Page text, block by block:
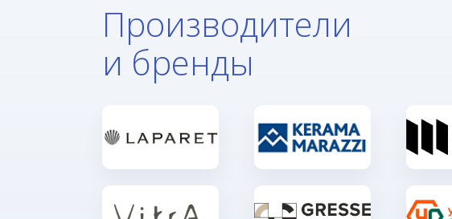
Производители
и бренды